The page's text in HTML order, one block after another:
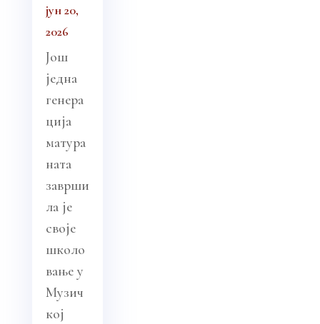
јун 20,
2026
Још
једна
генера
ција
матура
ната
заврши
ла је
своје
школо
вање у
Музич
кој